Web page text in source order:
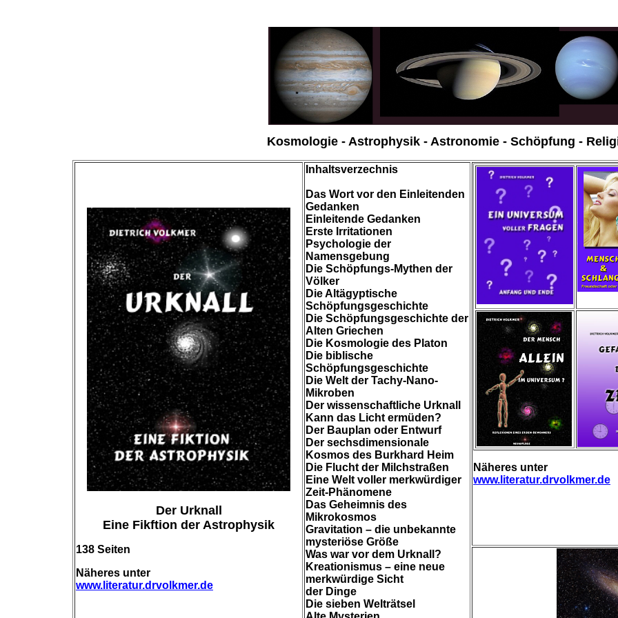
Kosmologie - Astrophysik - Astronomie - Schöpfung -
Der Urknall
Eine Fikftion der Astrophysik
138 Seiten
Näheres unter
www.literatur.drvolkmer.de
Inhaltsverzechnis
Das Wort vor den Einleitenden
Gedanken
Einleitende Gedanken
Erste Irritationen
Psychologie der
Namensgebung
Die Schöpfungs-Mythen der
Völker
Die Altägyptische
Schöpfungsgeschichte
Die Schöpfungsgeschichte der
Alten Griechen
Die Kosmologie des Platon
Die biblische
Schöpfungsgeschichte
Die Welt der Tachy-Nano-
Mikroben
Der wissenschaftliche Urknall
Kann das Licht ermüden?
Der Bauplan oder Entwurf
Der sechsdimensionale
Kosmos des Burkhard Heim
Die Flucht der Milchstraßen
Eine Welt voller merkwürdiger
Zeit-Phänomene
Das Geheimnis des
Mikrokosmos
Gravitation – die unbekannte
mysteriöse Größe
Was war vor dem Urknall?
Kreationismus – eine neue
merkwürdige Sicht
der Dinge
Die sieben Welträtsel
Näheres unter
www.literatur.drvolkmer.de